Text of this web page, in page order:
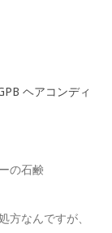
ヘアコンディ
の石鹸
方なんですが、